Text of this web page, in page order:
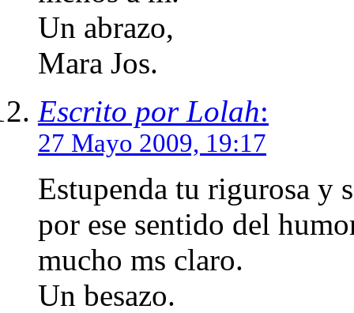
Un abrazo,
Mara Jos.
Escrito por Lolah:
27 Mayo 2009, 19:17
Estupenda tu rigurosa y
por ese sentido del
mucho ms claro.
Un besazo.